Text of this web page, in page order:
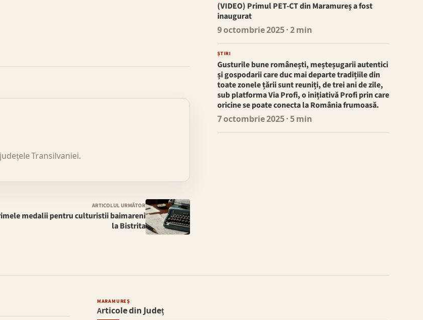
Transilvaniei.
ARTICOLUL URMĂTOR
medalii pentru culturistii baimareni
la Bistrita
(VIDEO) Primul PET-CT din Maramureș a fost
inaugurat
9 octombrie 2025· 2 min
ȘTIRI
Gusturile bune românești, meșteșugarii autentici
și gospodarii care duc mai departe tradițiile din
toate zonele țării sunt reuniți, de trei ani de zile,
sub platforma Via Profi, o inițiativă Profi prin care
oricine se poate conecta la România frumoasă.
7 octombrie 2025· 5 min
MARAMUREȘ
Articole din Județ